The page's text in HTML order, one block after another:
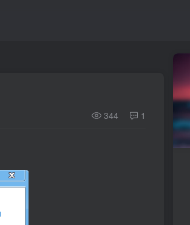
344 1